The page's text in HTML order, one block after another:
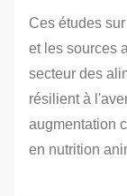
Ces études
et les sources
secteur des
résilient à
augmentation
en nutrition